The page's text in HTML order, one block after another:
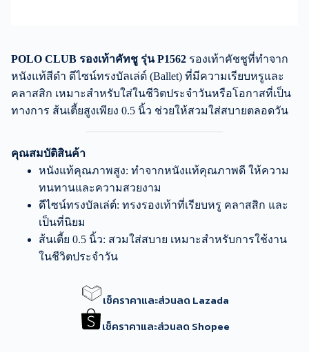
POLO CLUB รองเท้าคัทชู รุ่น P1562 รองเท้าคัชชูที่ทำจาก
หนังแท้สีดำ ดีไซน์ทรงบัลเล่ต์ (Ballet) ที่มีความเรียบหรูและ
คลาสสิก เหมาะสำหรับใส่ในชีวิตประจำวันหรือโอกาสที่เป็น
ทางการ ส้นเตี้ยสูงเพียง 0.5 นิ้ว ช่วยให้สวมใส่สบายตลอดวัน
คุณสมบัติสินค้า
หนังแท้คุณภาพสูง: ทำจากหนังแท้คุณภาพดี ให้ความ
ทนทานและความสวยงาม
ดีไซน์ทรงบัลเล่ต์: ทรงรองเท้าที่เรียบหรู คลาสสิก และ
เป็นที่นิยม
ส้นเตี้ย 0.5 นิ้ว: สวมใส่สบาย เหมาะสำหรับการใช้งาน
ในชีวิตประจำวัน
เช็คราคาและส่วนลด Lazada
เช็คราคาและส่วนลด Shopee